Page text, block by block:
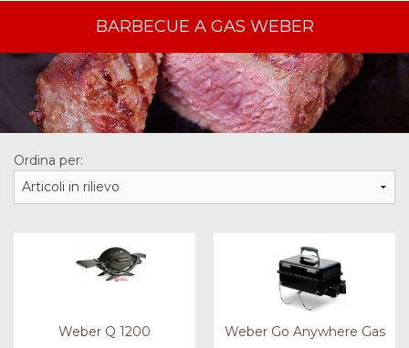
BARBECUE A GAS WEBER
Ordina per:
Weber Q 1200 Weber Go Anywhere Gas